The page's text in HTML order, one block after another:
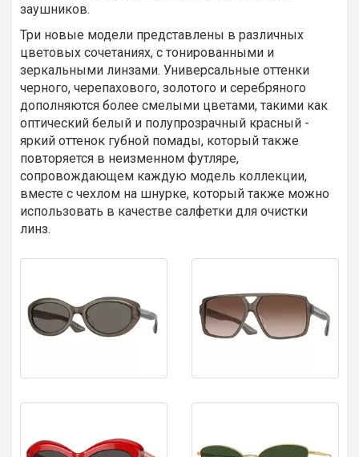
заушников.
Три новые модели представлены в различных
цветовых сочетаниях, с тонированными и
зеркальными линзами. Универсальные оттенки
черного, черепахового, золотого и серебряного
дополняются более смелыми цветами, такими как
оптический белый и полупрозрачный красный -
яркий оттенок губной помады, который также
повторяется в неизменном футляре,
сопровождающем каждую модель коллекции,
вместе с чехлом на шнурке, который также можно
использовать в качестве салфетки для очистки
линз.